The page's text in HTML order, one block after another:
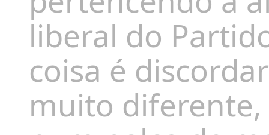
liberal do
coisa é
muito